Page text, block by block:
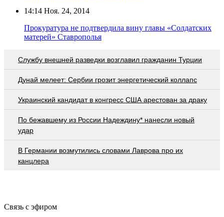
14:14 Ноя. 24, 2014
Прокуратура не подтвердила вину главы «Солдатских
матерей» Ставрополья
Службу внешней разведки возглавил гражданин Турции
Дунай мелеет: Сербии грозит энергетический коллапс
Украинский кандидат в конгресс США арестован за драку
По бежавшему из России Надеждину* нанесли новый
удар
В Германии возмутились словами Лаврова про их
канцлера
Связь с эфиром